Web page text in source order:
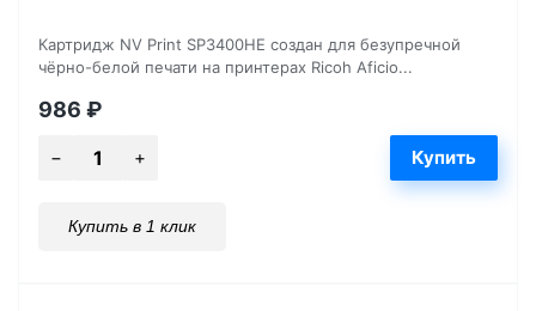
Картридж NV Print SP3400HE создан для безупречной
чёрно-белой печати на принтерах Ricoh Aficio...
986 ₽
Купить в 1 клик